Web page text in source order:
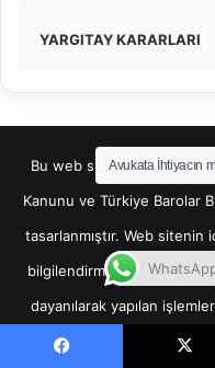
YARGITAY KARARLARI
Bu web sitesi ve içerisinde
Kanunu ve Türkiye Barolar
tasarlanmıştır. Web
bilgilendirme amaçlı olup,
dayanılarak yapılan
ilişkin hiçbir sorumluluk
Avukata İhtiyacın